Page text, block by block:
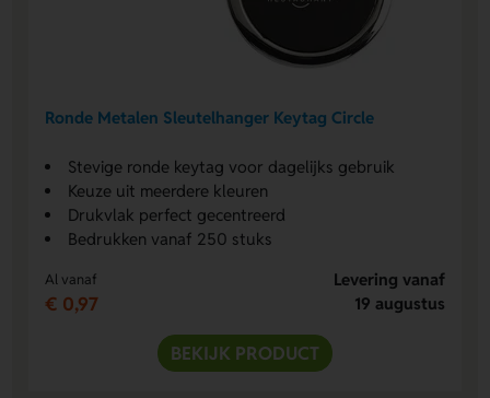
Ronde Metalen Sleutelhanger Keytag Circle
Stevige ronde keytag voor dagelijks gebruik
Keuze uit meerdere kleuren
Drukvlak perfect gecentreerd
Bedrukken vanaf 250 stuks
Al vanaf
€ 0,97
Levering vanaf
19 augustus
BEKIJK PRODUCT